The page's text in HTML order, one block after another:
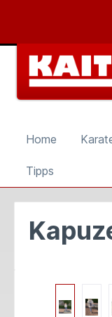
Zur
Home
Tipps